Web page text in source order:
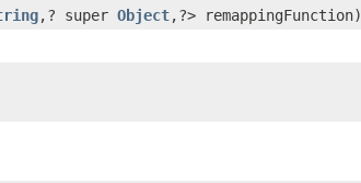
,? super Object,?> remappingFunction)